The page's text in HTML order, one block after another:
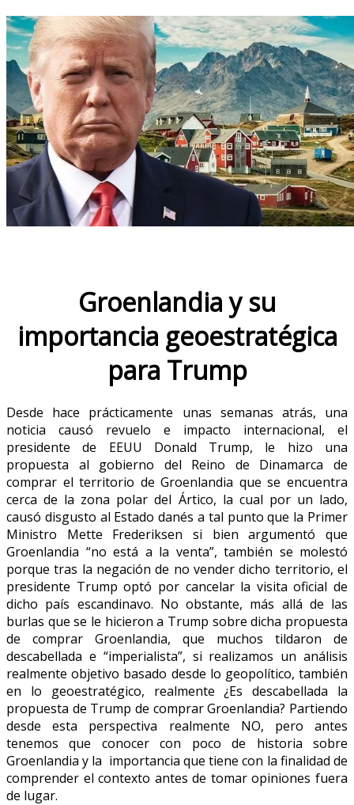
Groenlandia y su
importancia geoestratégica
para Trump
Desde hace prácticamente unas semanas atrás, una
noticia causó revuelo e impacto internacional, el
presidente de EEUU Donald Trump, le hizo una
propuesta al gobierno del Reino de Dinamarca de
comprar el territorio de Groenlandia que se encuentra
cerca de la zona polar del Ártico, la cual por un lado,
causó disgusto al Estado danés a tal punto que la Primer
Ministro Mette Frederiksen si bien argumentó que
Groenlandia “no está a la venta”, también se molestó
porque tras la negación de no vender dicho territorio, el
presidente Trump optó por cancelar la visita oficial de
dicho país escandinavo. No obstante, más allá de las
burlas que se le hicieron a Trump sobre dicha propuesta
de comprar Groenlandia, que muchos tildaron de
descabellada e “imperialista”, si realizamos un análisis
realmente objetivo basado desde lo geopolítico, también
en lo geoestratégico, realmente ¿Es descabellada la
propuesta de Trump de comprar Groenlandia? Partiendo
desde esta perspectiva realmente NO, pero antes
tenemos que conocer con poco de historia sobre
Groenlandia y la importancia que tiene con la finalidad de
comprender el contexto antes de tomar opiniones fuera
de lugar.